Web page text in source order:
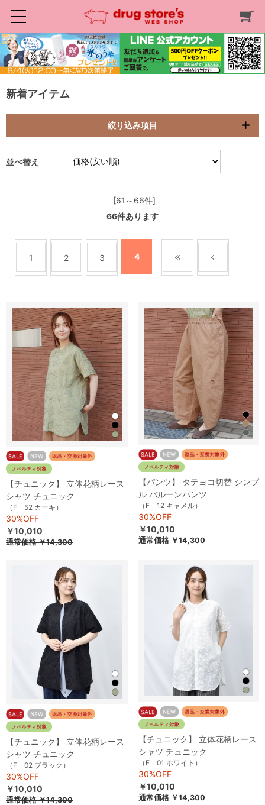
新着アイテム
絞り込み項目
並べ替え
[61～66件]
66件あります
1 2 3 4
【チュニック】 立体花柄レース
シャツ チュニック
（F 52 カーキ）
30%OFF
￥10,010
通常価格￥14,300
【パンツ】 タテヨコ切替 シンプ
ル バルーンパンツ
（F 12 キャメル）
30%OFF
￥10,010
通常価格￥14,300
【チュニック】 立体花柄レース
シャツ チュニック
（F 02 ブラック）
30%OFF
￥10,010
通常価格￥14,300
【チュニック】 立体花柄レース
シャツ チュニック
（F 01 ホワイト）
30%OFF
￥10,010
通常価格￥14,300